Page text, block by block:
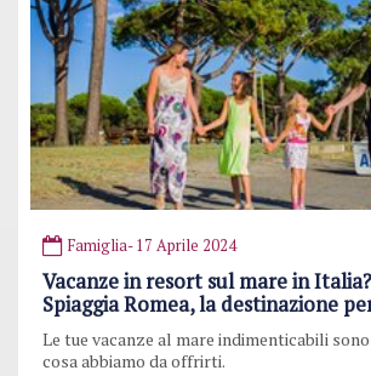
Famiglia- 17 Aprile 2024
Vacanze in resort sul mare in
Spiaggia Romea, la destinazione
Le tue vacanze al mare indimenticabili
cosa abbiamo da offrirti.